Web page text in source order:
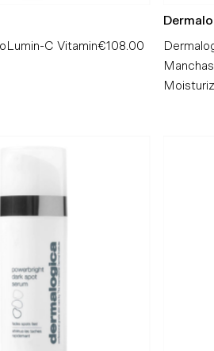
C Vitamin
Preço
Normal
€108.00